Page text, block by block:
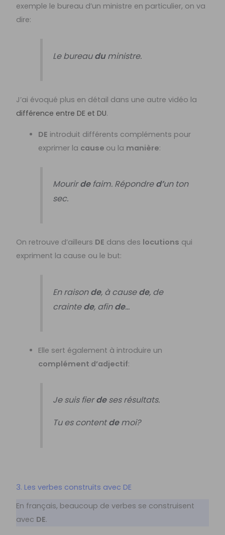
exemple le bureau d’un ministre en particulier, on va
dire:
Le bureauduministre.
J’ai évoqué plus en détail dans une autre vidéo la
différence entre DE et DU.
DE introduit différents compléments pour
exprimer la cause ou la manière:
Mourirdefaim. Répondred’un ton
sec.
On retrouve d’ailleurs DE dans des locutions qui
expriment la cause ou le but:
En raisonde, à causede, de
craintede, afinde…
Elle sert également à introduire un
complément d’adjectif:
Je suis fierdeses résultats.
Tu es contentdemoi?
3. Les verbes construits avec DE
En français, beaucoup de verbes se construisent
avec DE.